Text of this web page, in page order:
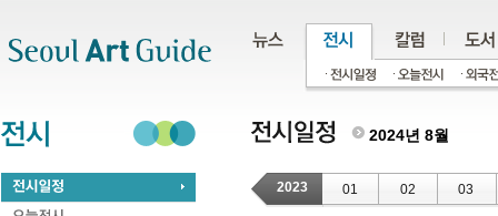
2024년 8월
2023 01 02 03